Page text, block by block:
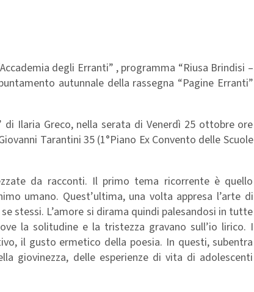
degli Erranti” , programma “Riusa Brindisi –
autunnale della rassegna “Pagine Erranti”
di Ilaria Greco, nella serata di Venerdì 25 ottobre ore
Tarantini 35 (1°Piano Ex Convento delle Scuole
da racconti. Il primo tema ricorrente è quello
umano. Quest’ultima, una volta appresa l’arte di
stessi. L’amore si dirama quindi palesandosi in tutte
la solitudine e la tristezza gravano sull’io lirico. I
il gusto ermetico della poesia. In questi, subentra
giovinezza, delle esperienze di vita di adolescenti